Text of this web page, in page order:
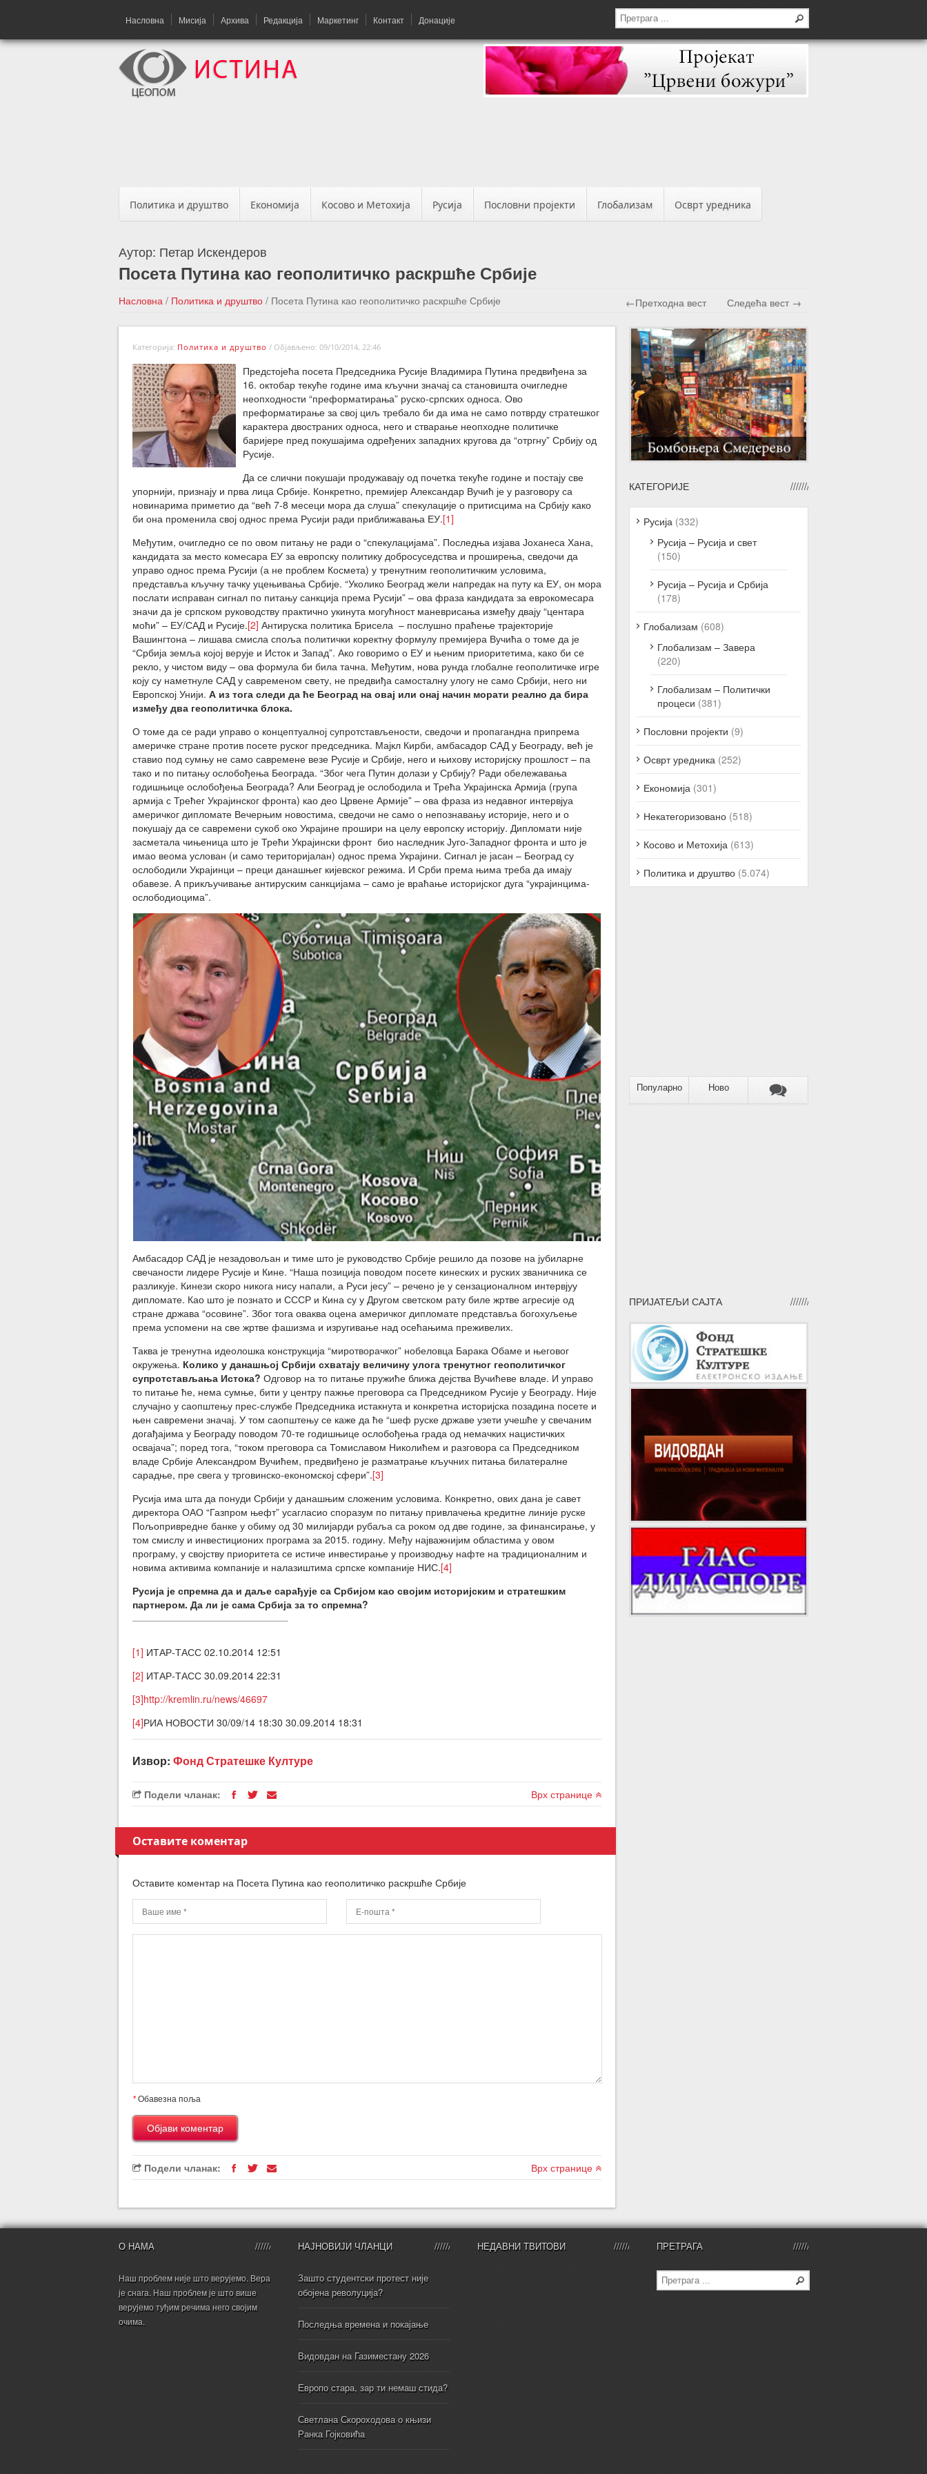
Насловна Мисија Архива Редакција Маркетинг Контакт Донације
Политика и друштво Економија Косово и Метохија Русија Пословни пројекти Глобализам Осврт уредника
Аутор: Петар Искендеров
Посета Путина као геополитичко раскршће Србије
Насловна / Политика и друштво / Посета Путина као геополитичко раскршће Србије ←Претходна вест Следећа вест →
Категорија: Политика и друштво / Објављено: 09/10/2014, 22:46
Предстојећа посета Председника Русије Владимира Путина предвиђена за
16. октобар текуће године има кључни значај са становишта очигледне
неопходности “преформатирања” руско-српских односа. Ово
преформатирање за свој циљ требало би да има не само потврду стратешког
карактера двостраних односа, него и стварање неопходне политичке
баријере пред покушајима одређених западних кругова да “отргну” Србију од
Русије.
Да се слични покушаји продужавају од почетка текуће године и постају све
упорнији, признају и прва лица Србије. Конкретно, премијер Александар Вучић је у разговору са
новинарима приметио да “већ 7-8 месеци мора да слуша” спекулације о притисцима на Србију како
би она променила свој однос према Русији ради приближавања ЕУ.[1]
Међутим, очигледно се по овом питању не ради о “спекулацијама”. Последња изјава Јоханеса Хана,
кандидата за место комесара ЕУ за европску политику добросуседства и проширења, сведочи да
управо однос према Русији (а не проблем Космета) у тренутним геополитичким условима,
представља кључну тачку уцењивања Србије. “Уколико Београд жели напредак на путу ка ЕУ, он мора
послати исправан сигнал по питању санкција према Русији” – ова фраза кандидата за еврокомесара
значи да је српском руководству практично укинута могућност маневрисања између двају “центара
моћи” – ЕУ/САД и Русије.[2] Антируска политика Брисела – послушно праћење трајекторије
Вашингтона – лишава смисла споља политички коректну формулу премијера Вучића о томе да је
“Србија земља којој верује и Исток и Запад”. Ако говоримо о ЕУ и њеним приоритетима, како би се
рекло, у чистом виду – ова формула би била тачна. Међутим, нова рунда глобалне геополитичке игре
коју су наметнуле САД у савременом свету, не предвиђа самосталну улогу не само Србији, него ни
Европској Унији. А из тога следи да ће Београд на овај или онај начин морати реално да бира
између два геополитичка блока.
О томе да се ради управо о концептуалној супротстављености, сведочи и пропагандна припрема
америчке стране против посете руског председника. Мајкл Кирби, амбасадор САД у Београду, већ је
ставио под сумњу не само савремене везе Русије и Србије, него и њихову историјску прошлост – па
тако и по питању ослобођења Београда. “Због чега Путин долази у Србију? Ради обележавања
годишњице ослобођења Београда? Али Београд је ослободила и Трећа Украјинска Армија (група
армија с Трећег Украјинског фронта) као део Црвене Армије” – ова фраза из недавног интервјуа
америчког дипломате Вечерњим новостима, сведочи не само о непознавању историје, него и о
покушају да се савремени сукоб око Украјине прошири на целу европску историју. Дипломати није
засметала чињеница што је Трећи Украјински фронт био наследник Југо-Западног фронта и што је
имао веома услован (и само територијалан) однос према Украјини. Сигнал је јасан – Београд су
ослободили Украјинци – преци данашњег кијевског режима. И Срби према њима треба да имају
обавезе. А прикључивање антируским санкцијама – само је враћање историјског дуга “украјинцима-
ослободиоцима”.
Амбасадор САД је незадовољан и тиме што је руководство Србије решило да позове на јубиларне
свечаности лидере Русије и Кине. “Наша позиција поводом посете кинеских и руских званичника се
разликује. Кинези скоро никога нису напали, а Руси јесу” – речено је у сензационалном интервјуу
дипломате. Као што је познато и СССР и Кина су у Другом светском рату биле жртве агресије од
стране држава “осовине”. Због тога оваква оцена америчког дипломате представља богохуљење
према успомени на све жртве фашизма и изругивање над осећањима преживелих.
Таква је тренутна идеолошка конструкција “миротворачког” нобеловца Барака Обаме и његовог
окружења. Колико у данашњој Србији схватају величину улога тренутног геополитичког
супротстављања Истока? Одговор на то питање пружиће ближа дејства Вучићеве владе. И управо
то питање ће, нема сумње, бити у центру пажње преговора са Председником Русије у Београду. Није
случајно у саопштењу прес-службе Председника истакнута и конкретна историјска позадина посете и
њен савремени значај. У том саопштењу се каже да ће “шеф руске државе узети учешће у свечаним
догађајима у Београду поводом 70-те годишњице ослобођења града од немачких нацистичких
освајача”; поред тога, “током преговора са Томиславом Николићем и разговора са Председником
владе Србије Александром Вучићем, предвиђено је разматрање кључних питања билатералне
сарадње, пре свега у трговинско-економској сфери”.[3]
Русија има шта да понуди Србији у данашњим сложеним условима. Конкретно, ових дана је савет
директора ОАО “Газпром њефт” усагласио споразум по питању привлачења кредитне линије руске
Пољопривредне банке у обиму од 30 милијарди рубаља са роком од две године, за финансирање, у
том смислу и инвестиционих програма за 2015. годину. Међу најважнијим областима у овом
програму, у својству приоритета се истиче инвестирање у производњу нафте на традиционалним и
новима активима компаније и налазиштима српске компаније НИС.[4]
Русија је спремна да и даље сарађује са Србијом као својим историјским и стратешким
партнером. Да ли је сама Србија за то спремна?
[1] ИТАР-ТАСС 02.10.2014 12:51
[2] ИТАР-ТАСС 30.09.2014 22:31
[3]http://kremlin.ru/news/46697
[4]РИА НОВОСТИ 30/09/14 18:30 30.09.2014 18:31
Извор: Фонд Стратешке Културе
Подели чланак: Врх странице
Оставите коментар
Оставите коментар на Посета Путина као геополитичко раскршће Србије
*Обавезна поља
Подели чланак: Врх странице
КАТЕГОРИЈЕ
Русија (332)
Русија – Русија и свет
(150)
Русија – Русија и Србија
(178)
Глобализам (608)
Глобализам – Завера
(220)
Глобализам – Политички
процеси (381)
Пословни пројекти (9)
Осврт уредника (252)
Економија (301)
Некатегоризовано (518)
Косово и Метохија (613)
Политика и друштво (5.074)
Популарно Ново
ПРИЈАТЕЉИ САЈТА
О НАМА
Наш проблем није што верујемо. Вера
је снага. Наш проблем је што више
верујемо туђим речима него својим
очима.
НАЈНОВИЈИ ЧЛАНЦИ
Зашто студентски протест није
обојена револуција?
Последња времена и покајање
Видовдан на Газиместану 2026
Европо стара, зар ти немаш стида?
Светлана Скороходова о књизи
Ранка Гојковића
НЕДАВНИ ТВИТОВИ ПРЕТРАГА